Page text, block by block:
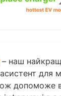
– наш
для
допоможе